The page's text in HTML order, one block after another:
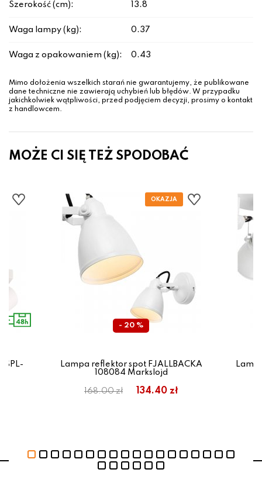
Szerokość (cm): 13.8
Waga lampy (kg): 0.37
Waga z opakowaniem (kg): 0.43
Mimo dołożenia wszelkich starań nie gwarantujemy, że publikowane
dane techniczne nie zawierają uchybień lub błędów. W przypadku
jakichkolwiek wątpliwości, przed podjęciem decyzji, prosimy o kontakt
z handlowcem.
MOŻE CI SIĘ TEŻ SPODOBAĆ
SPL-
- 20 %
Lampa reflektor spot FJALLBACKA
108084 Markslojd
168.00 zł 134.40 zł